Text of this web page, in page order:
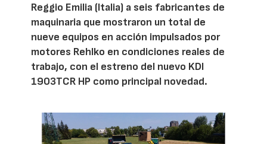
Reggio Emilia (Italia) a seis fabricantes de
maquinaria que mostraron un total de
nueve equipos en acción impulsados por
motores Rehlko en condiciones reales de
trabajo, con el estreno del nuevo KDI
1903TCR HP como principal novedad.